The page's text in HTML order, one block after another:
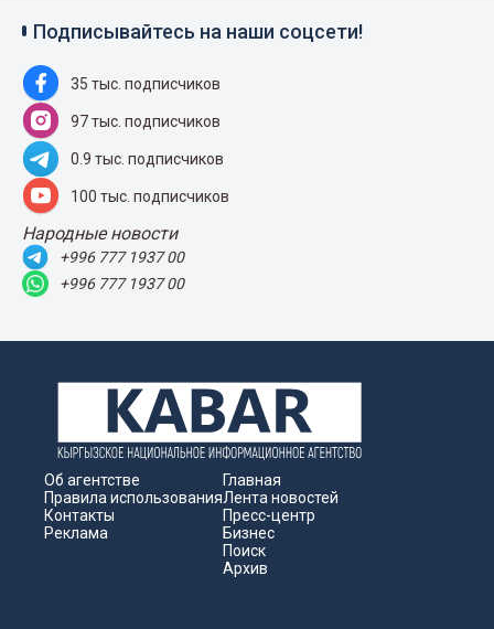
Подписывайтесь на наши соцсети!
35 тыс. подписчиков
97 тыс. подписчиков
0.9 тыс. подписчиков
100 тыс. подписчиков
Народные новости
+996 777 1937 00
+996 777 1937 00
Об агентстве
Правила использования
Контакты
Реклама
Главная
Лента новостей
Пресс-центр
Бизнес
Поиск
Архив